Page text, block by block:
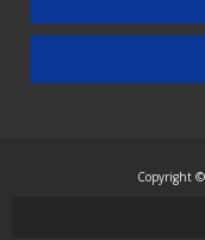
Copyright